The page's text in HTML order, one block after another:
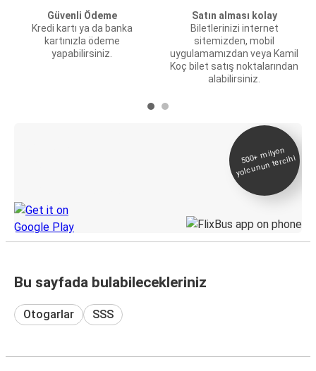
Güvenli Ödeme
Kredi kartı ya da banka
kartınızla ödeme
yapabilirsiniz.
Satın alması kolay
Biletlerinizi internet
sitemizden, mobil
uygulamamızdan veya Kamil
Koç bilet satış noktalarından
alabilirsiniz.
500+
milyon
yolcunun tercihi
Bu sayfada bulabilecekleriniz
Otogarlar SSS